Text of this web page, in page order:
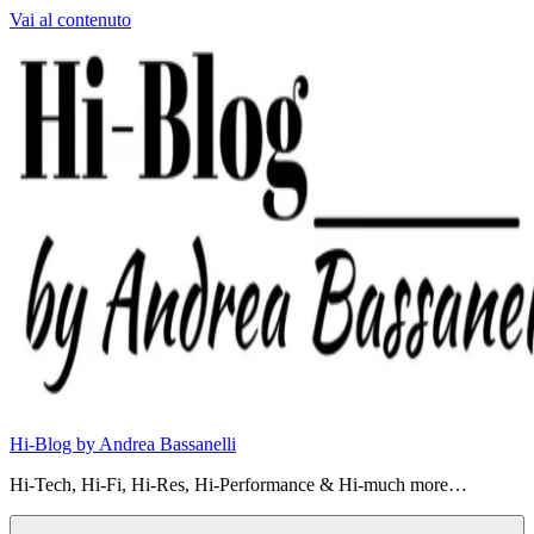
Vai al contenuto
Hi-Blog by Andrea Bassanelli
Hi-Tech, Hi-Fi, Hi-Res, Hi-Performance & Hi-much more…